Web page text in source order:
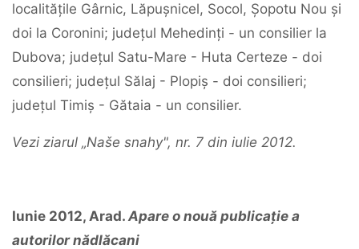
localitățile Gârnic, Lăpușnicel, Socol, Șopotu Nou și
doi la Coronini; județul Mehedinți - un consilier la
Dubova; județul Satu-Mare - Huta Certeze - doi
consilieri; județul Sălaj - Plopiș - doi consilieri;
județul Timiș - Gătaia - un consilier.
Vezi ziarul „Naše snahy", nr. 7 din iulie 2012.
Iunie 2012, Arad. Apare o nouă publicație a
autorilor nădlăcani